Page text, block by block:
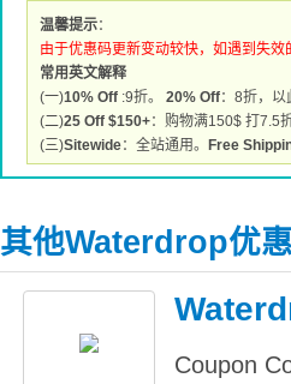
温馨提示：
由于优惠码更新变动较快，如遇到失
常用英文解释
(一)10% Off :9折。 20% Off：8折，以
(二)25 Off $150+：购物满150$ 打7.5
(三)Sitewide：全站通用。 Free
其他Waterdrop优
Coupon